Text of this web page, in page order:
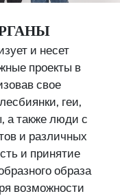
и несет
проекты в
свое
геи,
а также люди с
и различных
и принятие
образа
возможности